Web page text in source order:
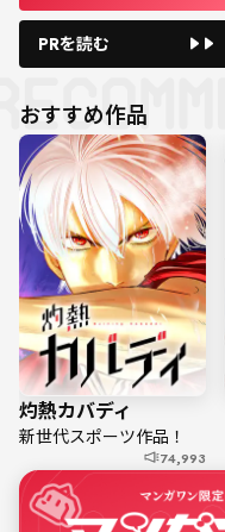
PRを読む
おすすめ作品
灼熱カバディ
新世代スポーツ作品！
74,993